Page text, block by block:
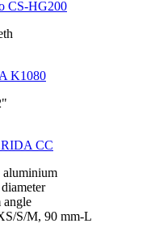
CS-HG200
K1080
CC
aluminium
angle
S/M, 90 mm-L